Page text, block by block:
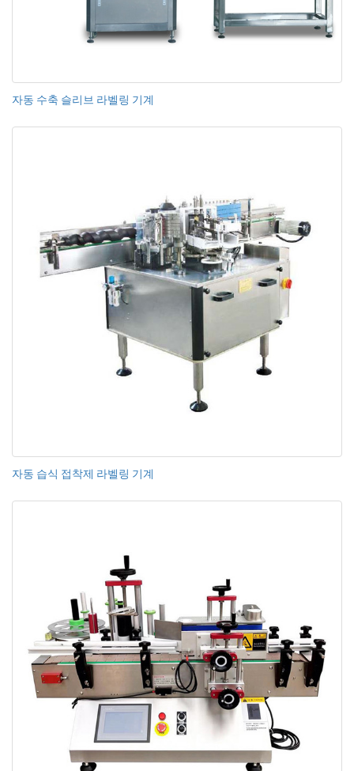
자동 수축 슬리브 라벨링 기계
자동 습식 접착제 라벨링 기계